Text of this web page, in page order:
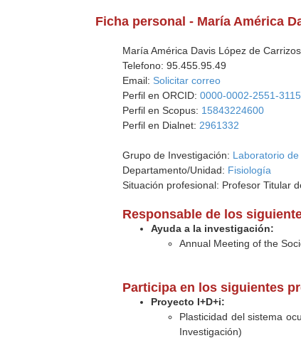
Ficha personal - María América
María América Davis López de
Telefono: 95.455.95.49
Email: Solicitar correo
Perfil en ORCID:0000-0002-2551-3115
Perfil en Scopus: 15843224600
Perfil en Dialnet: 2961332
Grupo de Investigación: Laboratorio
Departamento/Unidad: Fisiología
Situación profesional: Profesor Titular
Responsable de los
Ayuda a la investigación:
Annual Meeting of the
Participa en los siguientes
Proyecto I+D+i:
Plasticidad del sistema
Investigación)